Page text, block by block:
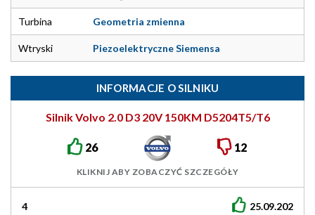
Turbina Geometria zmienna
Wtryski Piezoelektryczne Siemensa
INFORMACJE O SILNIKU
Silnik Volvo 2.0 D3 20V 150KM D5204T5/T6
26 12
KLIKNIJ ABY ZOBACZYĆ SZCZEGÓŁY
25.09.2020